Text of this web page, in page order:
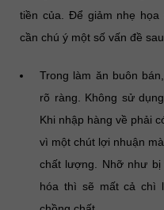
tiền của. Để giảm nhẹ họa
cần chú ý một số vấn đề
Trong làm ăn buôn
rõ ràng. Không sử
Khi nhập hàng về phải
vì một chút lợi nhuận
chất lượng. Nhỡ như
hóa thì sẽ mất cả chì